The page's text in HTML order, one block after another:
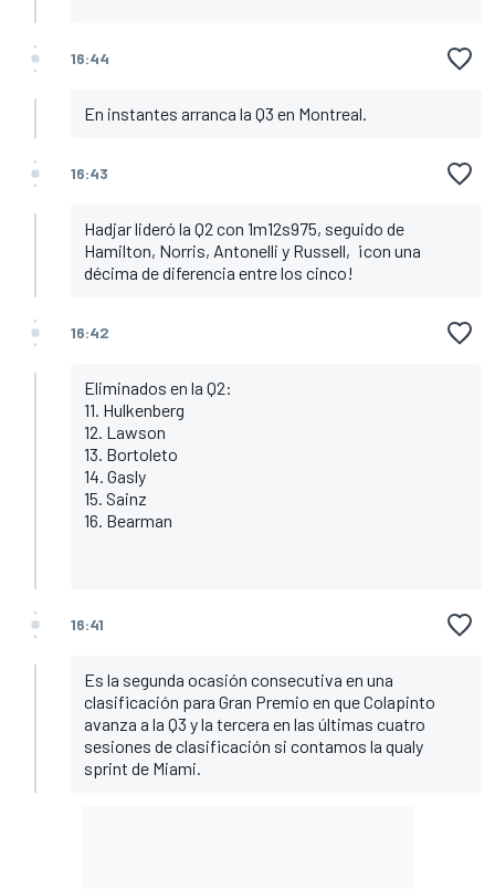
16:44
En instantes arranca la Q3 en Montreal.
16:43
Hadjar lideró la Q2 con 1m12s975, seguido de
Hamilton, Norris, Antonelli y Russell, ¡con una
décima de diferencia entre los cinco!
16:42
Eliminados en la Q2:
11. Hulkenberg
12. Lawson
13. Bortoleto
14. Gasly
15. Sainz
16. Bearman
16:41
Es la segunda ocasión consecutiva en una
clasificación para Gran Premio en que Colapinto
avanza a la Q3 y la tercera en las últimas cuatro
sesiones de clasificación si contamos la qualy
sprint de Miami.